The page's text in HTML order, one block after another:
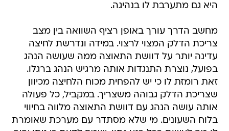
היא גם מתערבת לו בנהיגה.
מחשב הדרך עורך באופן רציף השוואה בין מצב
צריכת הדלק המצוי לרצוי. במידה ונדרשת לחיצה
עדינה יותר על דוושת התאוצה ממה שעושה הנהג
בפועל, נוצרת התנגדות אותה מרגיש הנהג ברגלו.
זאת רומזת לו כי יש להפחית מכוח הלחיצה מכיוון
שצריכת הדלק גבוהה משצריך. במקביל, כל פעולה
אותה עושה הנהג עם דוושת התאוצה מלווה בחיווי
בלוח השעונים. מי שלא מסתדר עם מערכת שאומרת